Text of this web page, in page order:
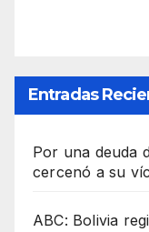
Entradas
Por una deuda
cercenó a su
ABC: Bolivia